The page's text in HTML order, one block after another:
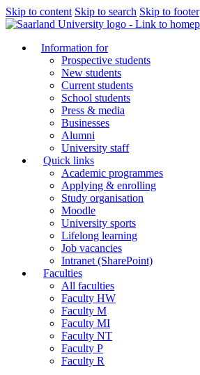
Skip to content Skip to search Skip to footer
Information for
Prospective students
New students
Current students
School students
Press & media
Businesses
Alumni
University staff
Quick links
Academic programmes
Applying & enrolling
Study organisation
Moodle
University sports
Lifelong learning
Job vacancies
Intranet (SharePoint)
Faculties
All faculties
Faculty HW
Faculty M
Faculty MI
Faculty NT
Faculty P
Faculty R